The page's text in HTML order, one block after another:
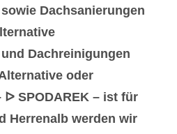
Dachsanierungen
Dachreinigungen
oder
ᐅ SPODAREK – ist für
Herrenalb werden wir